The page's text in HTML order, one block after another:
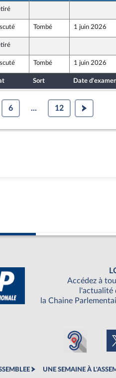
Tombé 1 juin 2026
Front Populaire
Tombé 1 juin 2026
Sort Date
6 ... 12
Accédez à
l'actualité
la Chaine
UNE SEMAINE À